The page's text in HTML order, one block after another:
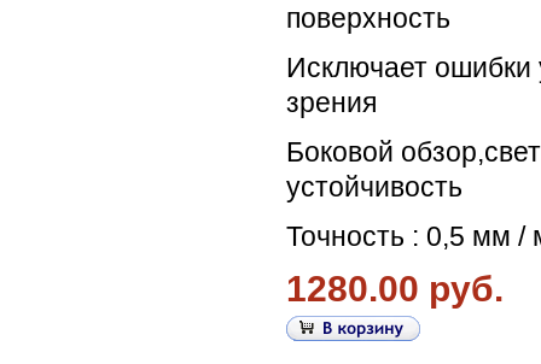
поверхность
Исключает ошибки
зрения
Боковой
устойчивость
Точность : 0,5 мм /
1280.00 руб.